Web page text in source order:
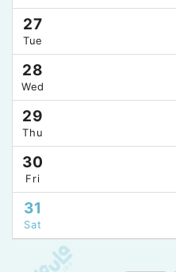
27
Tue
28
Wed
29
Thu
30
Fri
31
Sat